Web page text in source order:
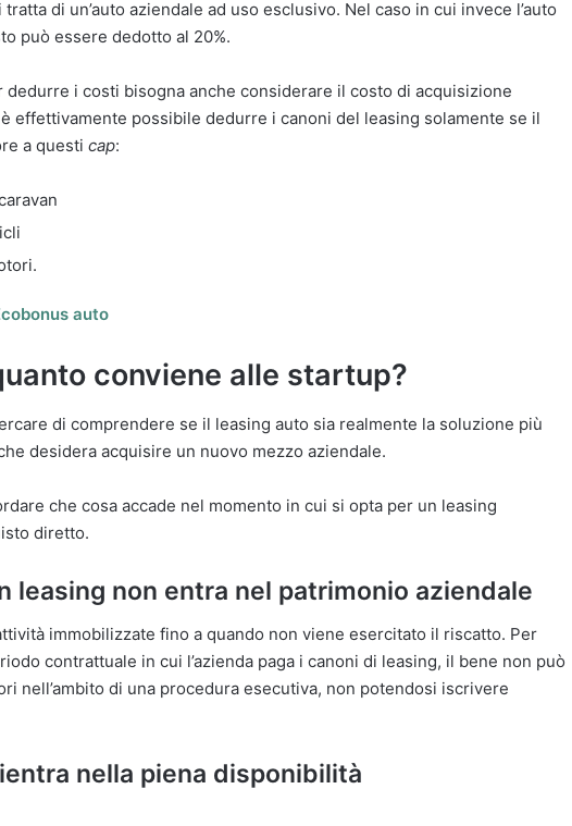
di un’auto aziendale ad uso esclusivo. Nel caso in cui invece l’auto
può essere dedotto al 20%.
dedurre i costi bisogna anche considerare il costo di acquisizione
effettivamente possibile dedurre i canoni del leasing solamente se il
a questi cap:
auto
conviene alle startup?
di comprendere se il leasing auto sia realmente la soluzione più
desidera acquisire un nuovo mezzo aziendale.
che cosa accade nel momento in cui si opta per un leasing
diretto.
leasing non entra nel patrimonio aziendale
immobilizzate fino a quando non viene esercitato il riscatto. Per
contrattuale in cui l’azienda paga i canoni di leasing, il bene non può
nell’ambito di una procedura esecutiva, non potendosi iscrivere
nella piena disponibilità